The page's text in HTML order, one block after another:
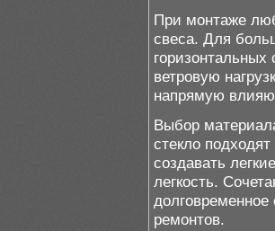
При монтаже
свеса. Для
ветровую
напрямую
Выбор
стекло
создавать
легкость.
ремонтов.